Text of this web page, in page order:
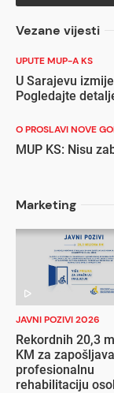
Vezane vijesti
UPUTE MUP-A KS
U Sarajevu
Pogledajte
O PROSLAVI NOVE
MUP KS: Nisu
Marketing
JAVNI POZIVI 2026
Rekordnih 20,3
KM za
profesionalnu
rehabilitaciju